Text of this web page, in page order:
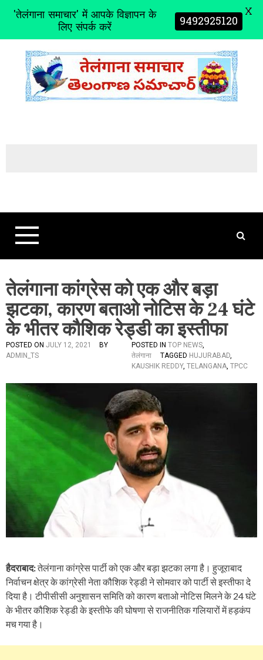
t
तेलंगाना कांग्रेस को एक और बड़ा
झटका, कारण बताओ नोटिस के 24 घंटे
के भीतर कौशिक रेड्डी का इस्तीफा
POSTED ON JULY 12, 2021
BY
ADMIN_TS
POSTED IN TOP NEWS,
तेलंगाना
TAGGED HUJURABAD,
KAUSHIK REDDY, TELANGANA, TPCC
हैदराबाद:तेलंगाना कांग्रेस पार्टी को एक और बड़ा झटका लगा है। हुजूराबाद
निर्वाचन क्षेत्र के कांग्रेसी नेता कौशिक रेड्डी ने सोमवार को पार्टी से इस्तीफा दे
दिया है। टीपीसीसी अनुशासन समिति को कारण बताओ नोटिस मिलने के 24 घंटे
के भीतर कौशिक रेड्डी के इस्तीफे की घोषणा से राजनीतिक गलियारों में हड़कंप
मच गया है।
'तेलंगाना समाचार' में आपके विज्ञापन के
लिए संपर्क करें 9492925120 X